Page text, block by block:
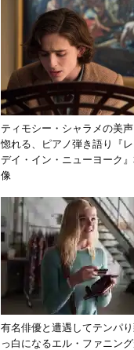
ティモシー・シャラメの美声
惚れる、ピアノ弾き語り『
デイ・イン・ニューヨーク
像
有名俳優と遭遇してテンパ
っ白になるエル・ファニン